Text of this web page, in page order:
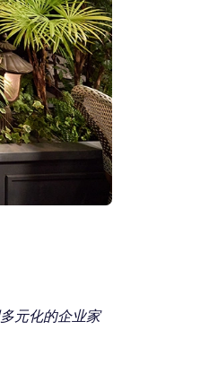
元化的企业家